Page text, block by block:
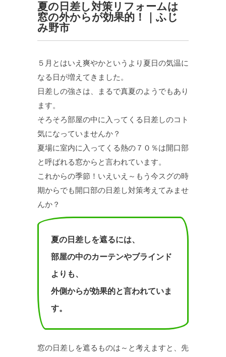
夏の日差し対策リフォームは
窓の外からが効果的！｜ふじ
み野市
５月とはいえ爽やかというより夏日の気温に
なる日が増えてきました。
日差しの強さは、まるで真夏のようでもあり
ます。
そろそろ部屋の中に入ってくる日差しのコト
気になっていませんか？
夏場に室内に入ってくる熱の７０％は開口部
と呼ばれる窓からと言われています。
これからの季節！いえいえ～もう今スグの時
期からでも開口部の日差し対策考えてみませ
んか？
夏の日差しを遮るには、
部屋の中のカーテンやブラインド
よりも、
外側からが効果的と言われていま
す。
窓の日差しを遮るものは～と考えますと、先